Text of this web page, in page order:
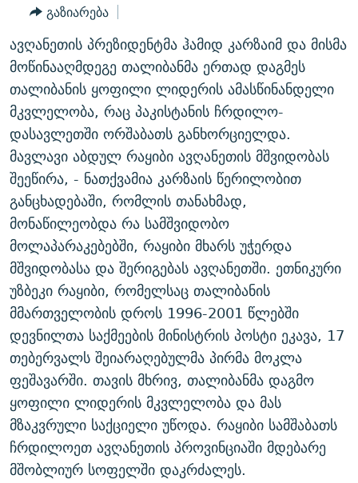
60 ᲓᲔᲪᲘᲑᲔᲚᲘ
ᲒᲐᲜᲙᲘᲗᲮᲕᲘᲡ ᲓᲦᲔ
ᲓᲘᲚᲘᲡ ᲡᲐᲣᲑᲠᲔᲑᲘ
ᲛᲝᲚᲐᲞᲐᲠᲐᲙᲔ ᲢᲔᲥᲡᲢᲔᲑᲘ
ᲨᲘᲜ - ᲣᲪᲮᲝᲔᲗᲨᲘ
ᲚᲘᲢᲔᲠᲐᲢᲣᲠᲣᲚᲘ ᲬᲐᲮᲜᲐᲒᲔᲑᲘ
ᲐᲛᲔᲠᲘᲙᲣᲚᲘ ᲛᲝᲗᲮᲠᲝᲑᲐ
ᲘᲛᲞᲔᲠᲘᲐ ᲓᲐ ᲠᲐᲓᲘᲝ
ᲤᲔᲜᲝᲕᲐᲜᲘ - 2.10
ᲗᲥᲕᲔᲜᲘ ᲞᲣᲑᲚᲘᲙᲐᲪᲘᲔᲑᲘ
ᲞᲠᲝᲔᲥᲢᲔᲑᲘ
ᲣᲙᲠᲐᲘᲜᲐᲨᲘ ᲓᲐᲦᲣᲞᲣᲚᲘ ᲥᲐᲠᲗᲕᲔᲚᲘ ᲛᲔᲑᲠᲫᲝᲚᲔᲑᲘ - 2022
ᲓᲐᲛᲝᲣᲙᲘᲓᲔᲑᲚᲝᲑᲘᲡ 100 ᲬᲔᲚᲘ
ᲩᲔᲛᲘ ᲡᲘᲙᲕᲓᲘᲚᲘᲡ ᲛᲘᲖᲔᲖᲘᲐ COVID-19
11 ᲬᲔᲚᲘ - 11 ᲐᲛᲑᲐᲕᲘ
ᲡᲐᲞᲐᲠᲚᲐᲛᲔᲜᲢᲝ ᲐᲠᲩᲔᲕᲜᲔᲑᲘᲡ ᲘᲡᲢᲝᲠᲘᲐ
ᲑᲐᲕᲨᲕᲔᲑᲘ ᲞᲠᲝᲡᲢᲘᲢᲣᲪᲘᲐᲨᲘ - ᲐᲛᲝᲣᲗᲥᲛᲔᲚᲘ ᲐᲛᲑᲐᲕᲘ
5 ᲐᲛᲑᲐᲕᲘ - 20 ᲘᲕᲜᲘᲡᲡ ᲓᲐᲨᲐᲕᲔᲑᲣᲚᲔᲑᲘ
ᲐᲒᲕᲘᲡᲢᲝᲡ ᲝᲛᲘ
ПРИВЕТ ᲙᲣᲚᲢᲣᲠᲐ
ЭХО КАВКАЗА
ᲒᲐᲛᲝᲘᲬᲔᲠᲔ
რთე/რთ-ის ყველა საიტი
გაზიარება
ავღანეთის პრეზიდენტმა ჰამიდ კარზაიმ და მისმა
მოწინააღმდეგე თალიბანმა ერთად დაგმეს
თალიბანის ყოფილი ლიდერის ამასწინანდელი
მკვლელობა, რაც პაკისტანის ჩრდილო-
დასავლეთში ორშაბათს განხორციელდა.
მავლავი აბდულ რაყიბი ავღანეთის მშვიდობას
შეეწირა, - ნათქვამია კარზაის წერილობით
განცხადებაში, რომლის თანახმად,
მონაწილეობდა რა სამშვიდობო
მოლაპარაკებებში, რაყიბი მხარს უჭერდა
მშვიდობასა და შერიგებას ავღანეთში. ეთნიკური
უზბეკი რაყიბი, რომელსაც თალიბანის
მმართველობის დროს 1996-2001 წლებში
დევნილთა საქმეების მინისტრის პოსტი ეკავა, 17
თებერვალს შეიარაღებულმა პირმა მოკლა
ფეშავარში. თავის მხრივ, თალიბანმა დაგმო
ყოფილი ლიდერის მკვლელობა და მას
მზაკვრული საქციელი უწოდა. რაყიბი სამშაბათს
ჩრდილოეთ ავღანეთის პროვინციაში მდებარე
მშობლიურ სოფელში დაკრძალეს.